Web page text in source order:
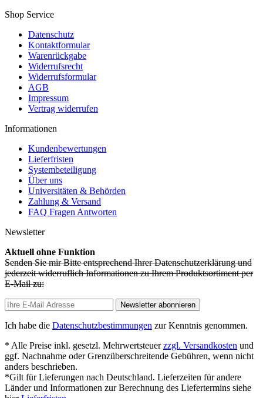
Shop Service
Datenschutz
Kontaktformular
Warenrückgabe
Widerrufsrecht
Widerrufsformular
AGB
Impressum
Vertrag widerrufen
Informationen
Kundenbewertungen
Lieferfristen
Systembeteiligung
Über uns
Universitäten & Behörden
Zahlung & Versand
FAQ Fragen Antworten
Newsletter
Aktuell ohne Funktion
Senden Sie mir Bitte entsprechend Ihrer Datenschutzerklärung und
jederzeit widerruflich Informationen zu Ihrem Produktsortiment per
E-Mail zu:
Newsletter abonnieren
Ich habe die Datenschutzbestimmungen zur Kenntnis genommen.
* Alle Preise inkl. gesetzl. Mehrwertsteuerzzgl. Versandkosten und
ggf. Nachnahme oder Grenzüberschreitende Gebühren, wenn nicht
anders beschrieben.
*Gilt für Lieferungen nach Deutschland. Lieferzeiten für andere
Länder und Informationen zur Berechnung des Liefertermins siehe